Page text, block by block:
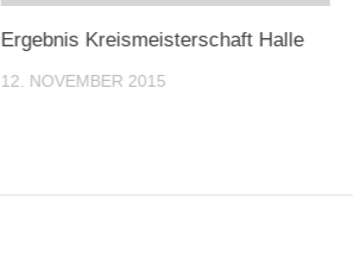
Ergebnis Kreismeisterschaft Halle
12. NOVEMBER 2015